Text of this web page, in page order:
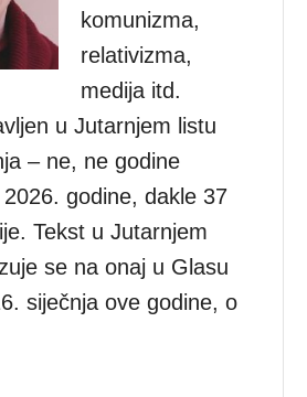
komunizma,
relativizma,
medija itd.
u Jutarnjem listu
– ne, ne godine
godine, dakle 37
Tekst u Jutarnjem
se na onaj u Glasu
siječnja ove godine, o